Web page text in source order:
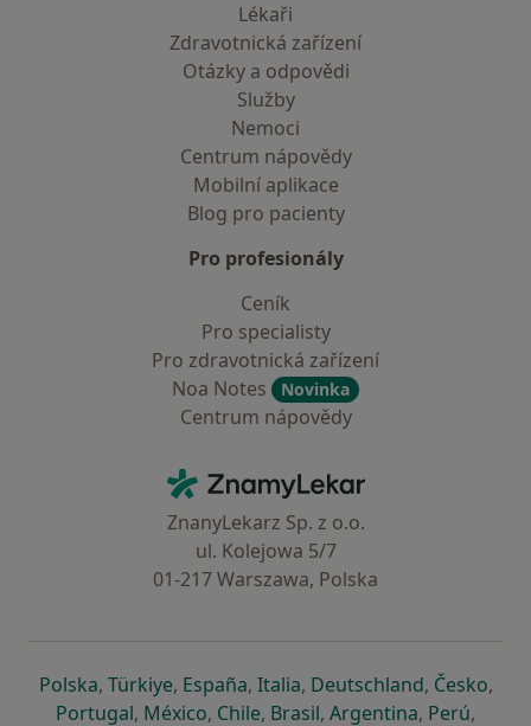
Lékaři
Zdravotnická zařízení
Otázky a odpovědi
Služby
Nemoci
Centrum nápovědy
Mobilní aplikace
Blog pro pacienty
Pro profesionály
Ceník
Pro specialisty
Pro zdravotnická zařízení
Noa Notes
Novinka
Centrum nápovědy
ZnamyLekar - Hlavní stránka
ZnanyLekarz Sp. z o.o.
ul. Kolejowa 5/7
01-217 Warszawa, Polska
Polskase otevře v nové záložce
, Türkiyese otevře v nové záložce
, Españase otevře v nové záložce
, Italiase otevře v nové záložce
, Deutschlandse otevře v
, Českose
,
Portugalse otevře v nové záložce
, Méxicose otevře v nové záložce
, Chilese otevře v nové záložce
, Brasilse otevře v nové
, Argentinase otevře v
, Perúse
,